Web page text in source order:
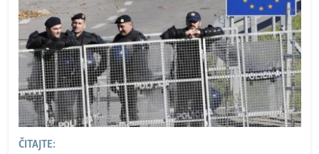
ČITAJTE: